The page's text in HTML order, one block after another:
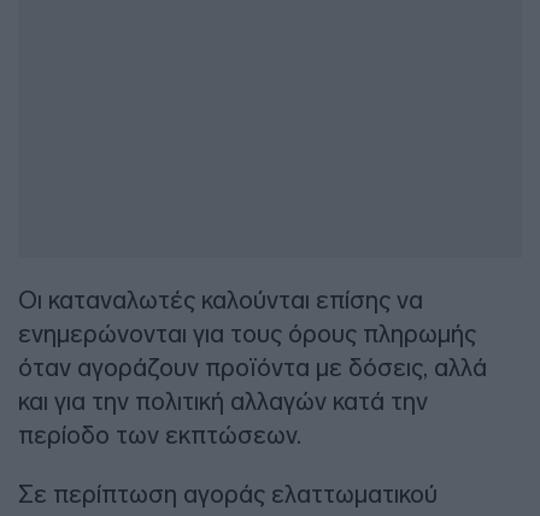
Οι καταναλωτές καλούνται επίσης να
ενημερώνονται για τους όρους πληρωμής
όταν αγοράζουν προϊόντα με δόσεις, αλλά
και για την πολιτική αλλαγών κατά την
περίοδο των εκπτώσεων.
Σε περίπτωση αγοράς ελαττωματικού